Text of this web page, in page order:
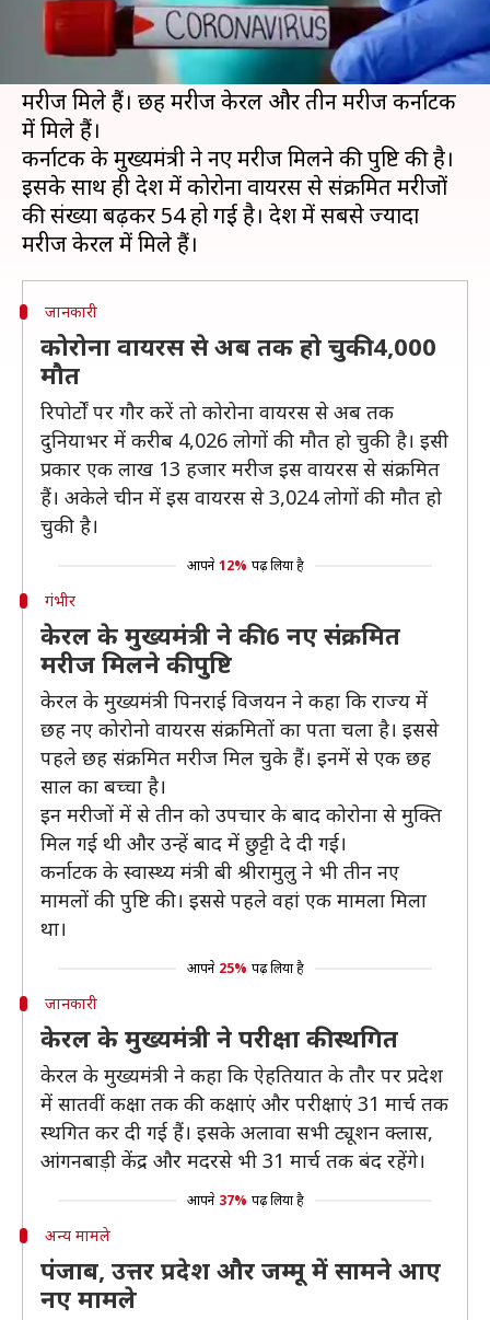
चीन के वुहान से निकला कोरोना वायरस (COVID-19)
तेजी से दुनिया को अपनी चपेट में ले रहा है।
होली के दिन देश में कोरोना वायरस से संक्रमित नौ नए
मरीज मिले हैं। छह मरीज केरल और तीन मरीज कर्नाटक
में मिले हैं।
कर्नाटक के मुख्यमंत्री ने नए मरीज मिलने की पुष्टि की है।
इसके साथ ही देश में कोरोना वायरस से संक्रमित मरीजों
की संख्या बढ़कर 54 हो गई है। देश में सबसे ज्यादा
जानकारी
कोरोना वायरस से अब तक हो चुकी 4,000
मौत
रिपोर्टों पर गौर करें तो कोरोना वायरस से अब तक
दुनियाभर में करीब 4,026 लोगों की मौत हो चुकी है। इसी
प्रकार एक लाख 13 हजार मरीज इस वायरस से संक्रमित
हैं। अकेले चीन में इस वायरस से 3,024 लोगों की मौत हो
चुकी है।
आपने 12% पढ़ लिया है
गंभीर
केरल के मुख्यमंत्री ने की 6 नए संक्रमित
मरीज मिलने की पुष्टि
केरल के मुख्यमंत्री पिनराई विजयन ने कहा कि राज्य में
छह नए कोरोनो वायरस संक्रमितों का पता चला है। इससे
पहले छह संक्रमित मरीज मिल चुके हैं। इनमें से एक छह
साल का बच्चा है।
इन मरीजों में से तीन को उपचार के बाद कोरोना से मुक्ति
मिल गई थी और उन्हें बाद में छुट्टी दे दी गई।
कर्नाटक के स्वास्थ्य मंत्री बी श्रीरामुलु ने भी तीन नए
मामलों की पुष्टि की। इससे पहले वहां एक मामला मिला
था।
आपने 25% पढ़ लिया है
जानकारी
केरल के मुख्यमंत्री ने परीक्षा की स्थगित
केरल के मुख्यमंत्री ने कहा कि ऐहतियात के तौर पर प्रदेश
में सातवीं कक्षा तक की कक्षाएं और परीक्षाएं 31 मार्च तक
स्थगित कर दी गई हैं। इसके अलावा सभी ट्यूशन क्लास,
आंगनबाड़ी केंद्र और मदरसे भी 31 मार्च तक बंद रहेंगे।
आपने 37% पढ़ लिया है
अन्य मामले
पंजाब, उत्तर प्रदेश और जम्मू में सामने आए
नए मामले